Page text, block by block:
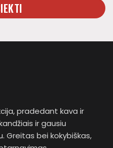
pradedant kava ir
ir gausiu
Greitas bei kokybiškas,